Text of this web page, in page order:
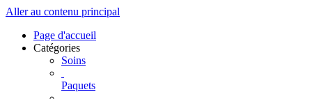
Aller au contenu principal
Page d'accueil
Catégories
Soins
Paquets